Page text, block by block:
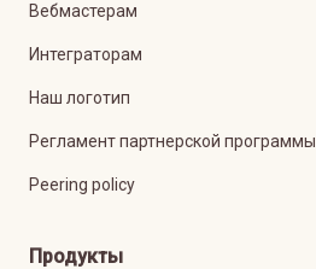
Вебмастерам
Интеграторам
Наш логотип
Регламент партнерской программы
Peering policy
Продукты